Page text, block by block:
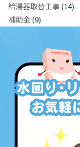
給湯器取替工事(14)
補助金(9)